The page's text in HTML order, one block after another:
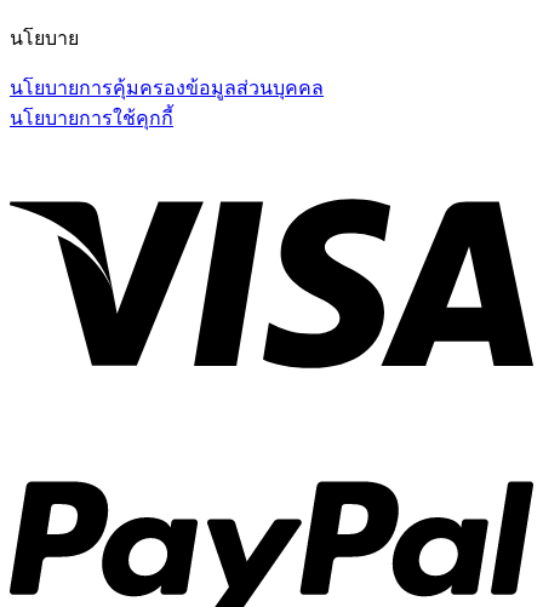
นโยบาย
นโยบายการคุ้มครองข้อมูลส่วนบุคคล
นโยบายการใช้คุกกี้